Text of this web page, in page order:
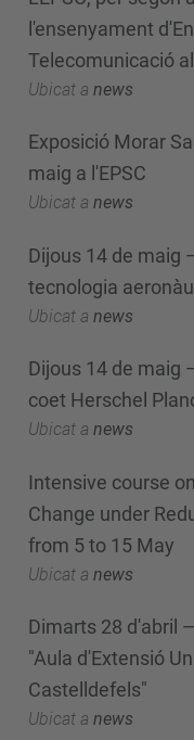
l'ensenyament
Telecomunicació
Ubicat a news
Exposició Morar
maig a l'EPSC
Ubicat a news
Dijous 14 de maig
tecnologia
Ubicat a news
Dijous 14 de maig
coet Herschel
Ubicat a news
Intensive course
Change under
from 5 to 15 May
Ubicat a news
Dimarts 28 d'abril
"Aula d'Extensió
Castelldefels"
Ubicat a news